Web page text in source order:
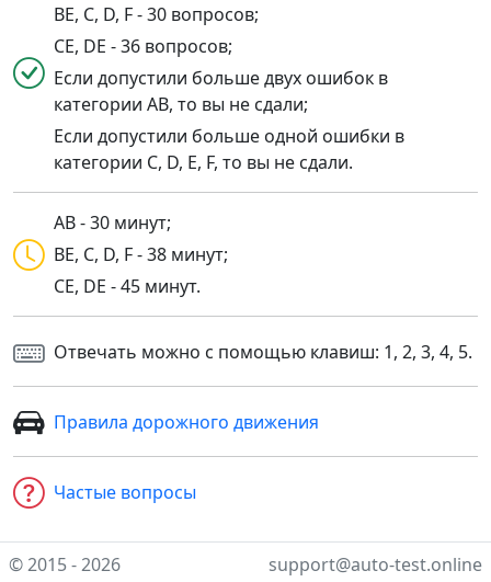
BE, C, D, F - 30 вопросов;
CE, DE - 36 вопросов;
Если допустили больше двух ошибок в
категории AB, то вы не сдали;
Если допустили больше одной ошибки в
категории C, D, E, F, то вы не сдали.
AB - 30 минут;
BE, C, D, F - 38 минут;
CE, DE - 45 минут.
Отвечать можно с помощью клавиш: 1, 2, 3, 4, 5.
Правила дорожного движения
Частые вопросы
© 2015 - 2026 support@auto-test.online